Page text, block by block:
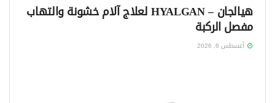
هيالجان – HYALGAN لعلاج آلام خشونة والتهاب
مفصل الركبة
أغسطس 6, 2026